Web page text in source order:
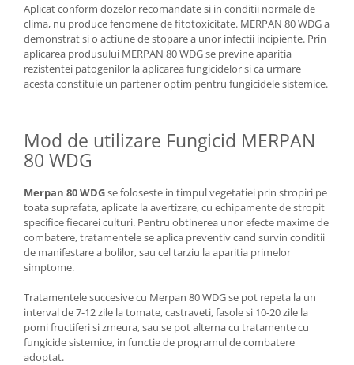
Aplicat conform dozelor recomandate si in conditii normale de
clima, nu produce fenomene de fitotoxicitate. MERPAN 80 WDG a
demonstrat si o actiune de stopare a unor infectii incipiente. Prin
aplicarea produsului MERPAN 80 WDG se previne aparitia
rezistentei patogenilor la aplicarea fungicidelor si ca urmare
acesta constituie un partener optim pentru fungicidele sistemice.
Mod de utilizare Fungicid MERPAN
80 WDG
Merpan 80 WDGse foloseste in timpul vegetatiei prin stropiri pe
toata suprafata, aplicate la avertizare, cu echipamente de stropit
specifice fiecarei culturi. Pentru obtinerea unor efecte maxime de
combatere, tratamentele se aplica preventiv cand survin conditii
de manifestare a bolilor, sau cel tarziu la aparitia primelor
simptome.
Tratamentele succesive cu Merpan 80 WDG se pot repeta la un
interval de 7-12 zile la tomate, castraveti, fasole si 10-20 zile la
pomi fructiferi si zmeura, sau se pot alterna cu tratamente cu
fungicide sistemice, in functie de programul de combatere
adoptat.